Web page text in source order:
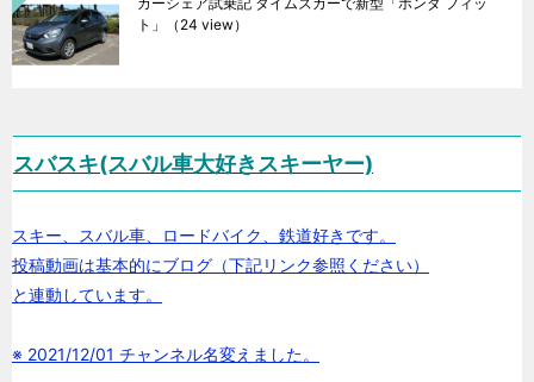
ト」
（24 view）
スバスキ(スバル車大好きスキーヤー)
スキー、スバル車、ロードバイク、鉄道好きです。
投稿動画は基本的にブログ（下記リンク参照ください）
と連動しています。
※ 2021/12/01 チャンネル名変えました。